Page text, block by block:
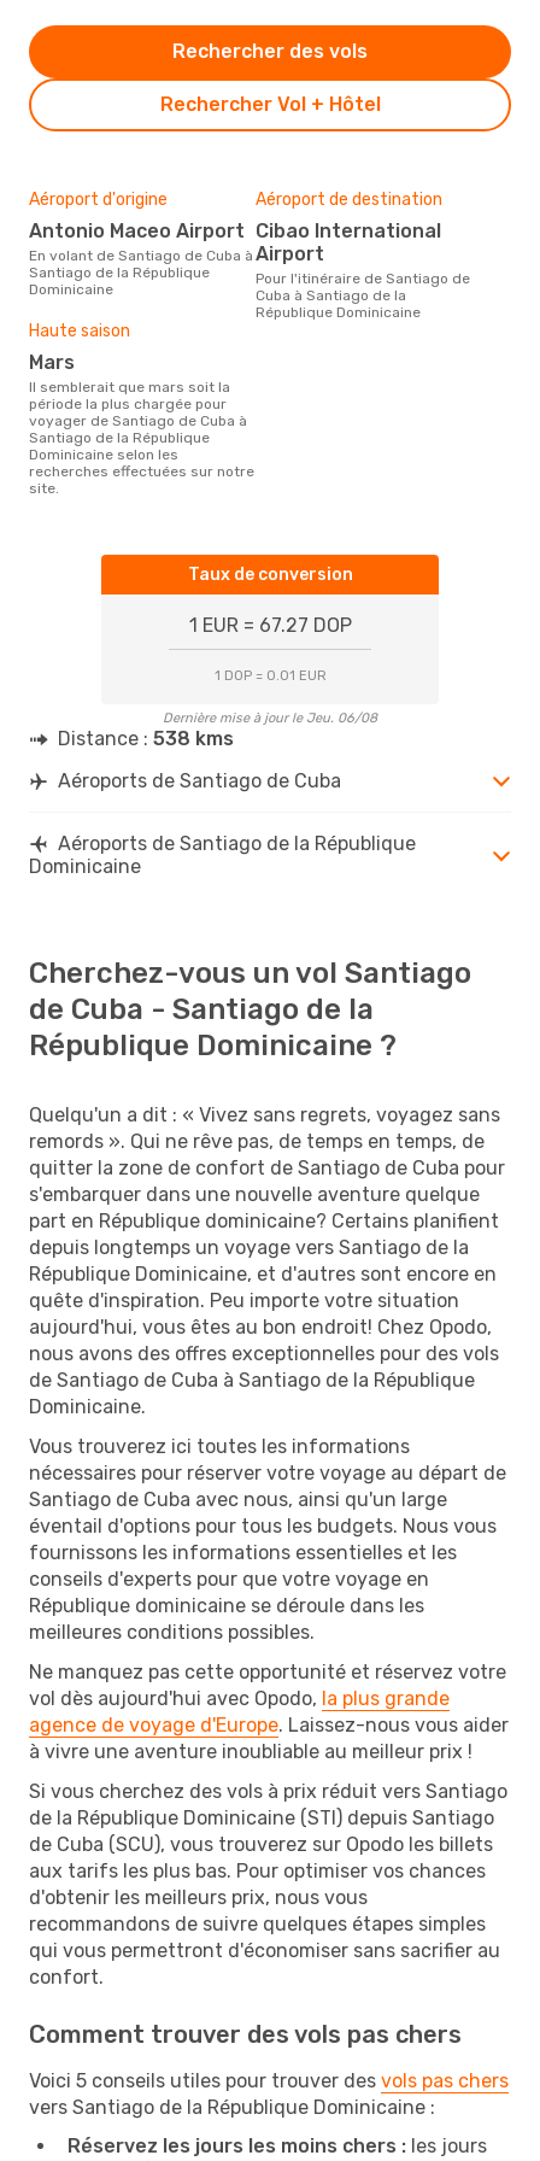
Rechercher Vol + Hôtel
Rechercher des vols
Aéroport d'origine
Antonio Maceo Airport
En volant de Santiago de Cuba à
Santiago de la République
Dominicaine
Aéroport de destination
Cibao International
Airport
Pour l'itinéraire de Santiago de
Cuba à Santiago de la
République Dominicaine
Haute saison
mars
Il semblerait que mars soit la
période la plus chargée pour
voyager de Santiago de Cuba à
Santiago de la République
Dominicaine selon les
recherches effectuées sur notre
site.
Taux de conversion
1 EUR = 67.27 DOP
1 DOP = 0.01 EUR
Dernière mise à jour le Jeu. 06/08
Distance : 538 kms
Aéroports de Santiago de Cuba
Aéroports de Santiago de la République
Dominicaine
Cherchez-vous un vol Santiago
de Cuba - Santiago de la
République Dominicaine ?
Quelqu'un a dit : « Vivez sans regrets, voyagez sans
remords ». Qui ne rêve pas, de temps en temps, de
quitter la zone de confort de Santiago de Cuba pour
s'embarquer dans une nouvelle aventure quelque
part en République dominicaine? Certains planifient
depuis longtemps un voyage vers Santiago de la
République Dominicaine, et d'autres sont encore en
quête d'inspiration. Peu importe votre situation
aujourd'hui, vous êtes au bon endroit! Chez Opodo,
nous avons des offres exceptionnelles pour des vols
de Santiago de Cuba à Santiago de la République
Dominicaine.
Vous trouverez ici toutes les informations
nécessaires pour réserver votre voyage au départ de
Santiago de Cuba avec nous, ainsi qu'un large
éventail d'options pour tous les budgets. Nous vous
fournissons les informations essentielles et les
conseils d'experts pour que votre voyage en
République dominicaine se déroule dans les
meilleures conditions possibles.
Ne manquez pas cette opportunité et réservez votre
vol dès aujourd'hui avec Opodo, la plus grande
agence de voyage d'Europe. Laissez-nous vous aider
à vivre une aventure inoubliable au meilleur prix !
Si vous cherchez des vols à prix réduit vers Santiago
de la République Dominicaine (STI) depuis Santiago
de Cuba (SCU), vous trouverez sur Opodo les billets
aux tarifs les plus bas. Pour optimiser vos chances
d'obtenir les meilleurs prix, nous vous
recommandons de suivre quelques étapes simples
qui vous permettront d'économiser sans sacrifier au
confort.
Comment trouver des vols pas chers
Voici 5 conseils utiles pour trouver des vols pas chers
vers Santiago de la République Dominicaine :
Réservez les jours les moins chers : les jours